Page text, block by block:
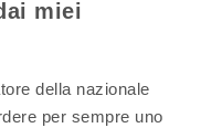
miei
della nazionale
per sempre uno